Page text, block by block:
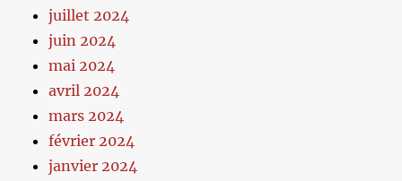
juillet 2024
juin 2024
mai 2024
avril 2024
mars 2024
février 2024
janvier 2024